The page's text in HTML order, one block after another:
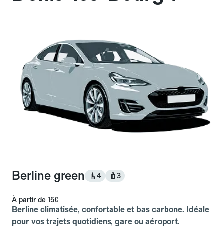
Berline green 4 3
À partir de 15€
Berline climatisée, confortable et bas carbone. Idéale
pour vos trajets quotidiens, gare ou aéroport.